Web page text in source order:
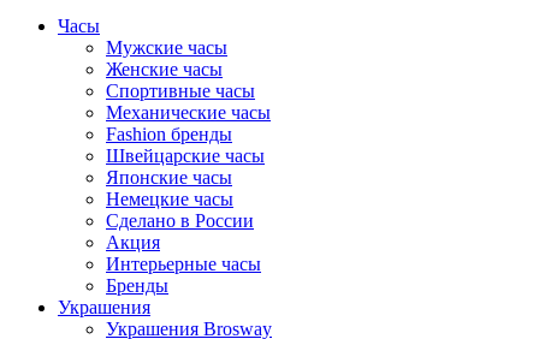
Часы
Мужские часы
Женские часы
Спортивные часы
Механические часы
Fashion бренды
Швейцарские часы
Японские часы
Немецкие часы
Сделано в России
Акция
Интерьерные часы
Бренды
Украшения
Украшения Brosway